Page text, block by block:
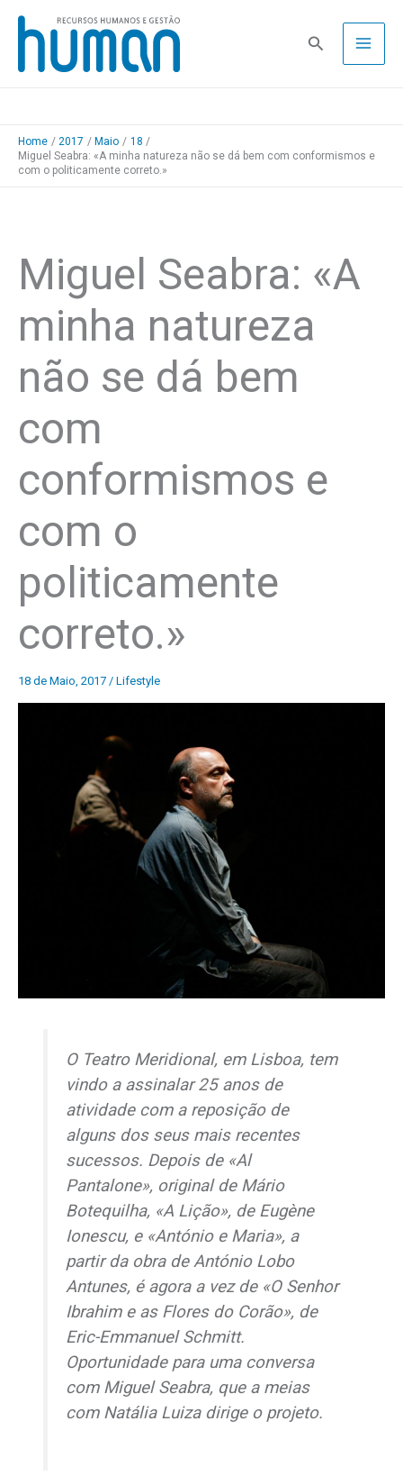
Skip
content
Pesquisa
Home 2017 Maio
18
Miguel Seabra: «A minha natureza não se dá bem com conformismos e
com o politicamente correto.»
Miguel Seabra: «A
minha natureza
não se dá bem
com
conformismos e
com o
politicamente
correto.»
18 de Maio, 2017 / Lifestyle
O Teatro Meridional, em Lisboa, tem
vindo a assinalar 25 anos de
atividade com a reposição de
alguns dos seus mais recentes
sucessos. Depois de «Al
Pantalone», original de Mário
Botequilha, «A Lição», de Eugène
Ionescu, e «António e Maria», a
partir da obra de António Lobo
Antunes, é agora a vez de «O Senhor
Ibrahim e as Flores do Corão», de
Eric-Emmanuel Schmitt.
Oportunidade para uma conversa
com Miguel Seabra, que a meias
com Natália Luiza dirige o projeto.